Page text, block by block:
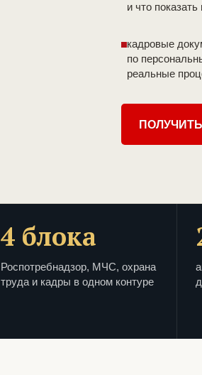
и что
кадровые
по
реальные
4 блока
Роспотребнадзор, МЧС, охрана
труда и кадры в одном контуре